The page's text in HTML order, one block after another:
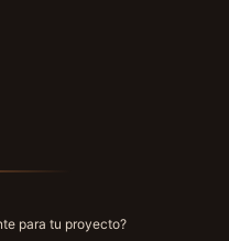
para tu proyecto?